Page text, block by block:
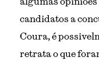
candidatos a
Coura, é
retrata o que